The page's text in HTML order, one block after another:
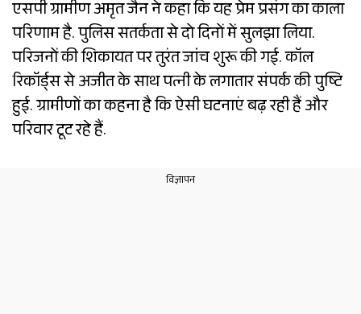
एसपी ग्रामीण अमृत जैन ने कहा कि यह प्रेम प्रसंग का काला
परिणाम है. पुलिस सतर्कता से दो दिनों में सुलझा लिया.
परिजनों की शिकायत पर तुरंत जांच शुरू की गई. कॉल
रिकॉर्ड्स से अजीत के साथ पत्नी के लगातार संपर्क की पुष्टि
हुई. ग्रामीणों का कहना है कि ऐसी घटनाएं बढ़ रही हैं और
परिवार टूट रहे हैं.